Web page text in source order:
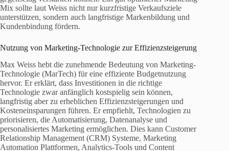
Mix sollte laut Weiss nicht nur kurzfristige Verkaufsziele
unterstützen, sondern auch langfristige Markenbildung und
Kundenbindung fördern.
Nutzung von Marketing-Technologie zur Effizienzsteigerung
Max Weiss hebt die zunehmende Bedeutung von Marketing-
Technologie (MarTech) für eine effiziente Budgetnutzung
hervor. Er erklärt, dass Investitionen in die richtige
Technologie zwar anfänglich kostspielig sein können,
langfristig aber zu erheblichen Effizienzsteigerungen und
Kosteneinsparungen führen. Er empfiehlt, Technologien zu
priorisieren, die Automatisierung, Datenanalyse und
personalisiertes Marketing ermöglichen. Dies kann Customer
Relationship Management (CRM) Systeme, Marketing
Automation Plattformen, Analytics-Tools und Content